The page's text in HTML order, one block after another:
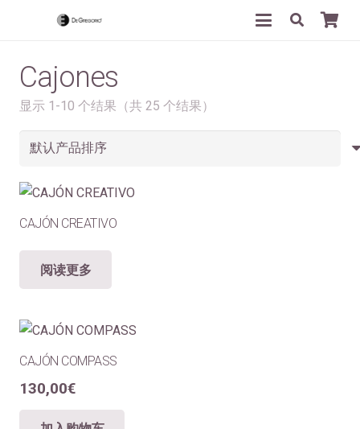
Cajones
显示 1-10 个结果（共 25 个结果）
CAJÓN CREATIVO
阅读更多
CAJÓN COMPASS
130,00€